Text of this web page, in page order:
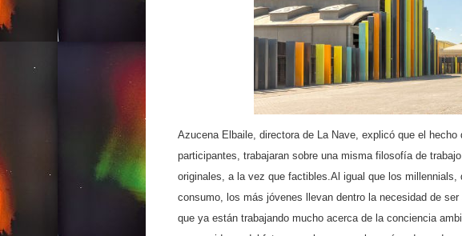
Azucena Elbaile, directora de La Nave, explicó que el
participantes, trabajaran sobre una misma filosofía de
originales, a la vez que factibles.Al igual que los
consumo, los más jóvenes llevan dentro la necesidad de
que ya están trabajando mucho acerca de la conciencia